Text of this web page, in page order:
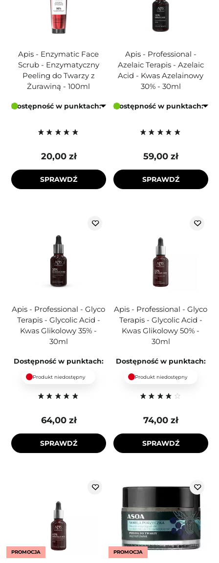
Apis - Enzymatic Face
Scrub - Enzymatyczny
Peeling do Twarzy z
Żurawiną - 100ml
Dostępność w punktach:
20,00 zł
SPRAWDŹ
Apis - Professional -
Azelaic Terapis - Azelaic
Acid - Kwas Azelainowy
30% - 30ml
Dostępność w punktach:
59,00 zł
SPRAWDŹ
Apis - Professional - Glyco
Terapis - Glycolic Acid -
Kwas Glikolowy 35% -
30ml
Dostępność w punktach:
Produkt niedostępny
64,00 zł
SPRAWDŹ
Apis - Professional - Glyco
Terapis - Glycolic Acid -
Kwas Glikolowy 50% -
30ml
Dostępność w punktach:
Produkt niedostępny
74,00 zł
SPRAWDŹ
PROMOCJA PROMOCJA